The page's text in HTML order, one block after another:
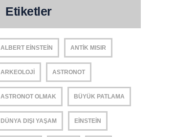
Etiketler
ALBERT EINSTEIN ANTIK MISIR
ARKEOLOJI ASTRONOT
ASTRONOT OLMAK BÜYÜK PATLAMA
DÜNYA DIŞI YAŞAM EINSTEIN